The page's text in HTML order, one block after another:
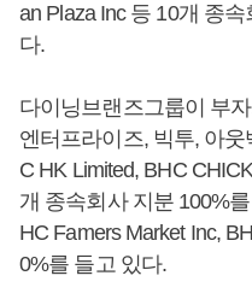
an Plaza Inc 등 10개 종
다.
다이닝브랜즈그룹이 부
엔터프라이즈, 빅투, 아
C HK Limited, BHC
개 종속회사 지분 100%
HC Famers Market Inc,
0%를 들고 있다.